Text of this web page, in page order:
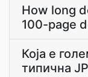
How long
100-page
Која е
типична